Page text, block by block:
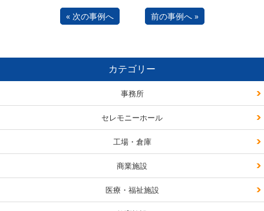
« 次の事例へ 前の事例へ »
カテゴリー
事務所
セレモニーホール
工場・倉庫
商業施設
医療・福祉施設